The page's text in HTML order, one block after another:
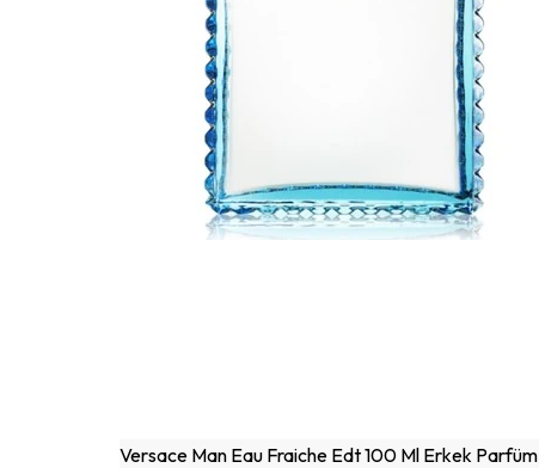
Versace Man Eau Fraiche Edt 100 Ml Erkek Parfüm